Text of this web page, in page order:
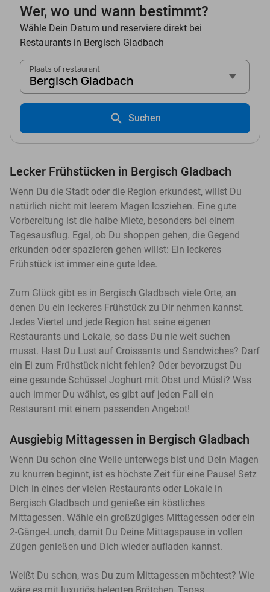
Wer, wo und wann bestimmt?
Wähle Dein Datum und reserviere direkt bei
Restaurants in Bergisch Gladbach
Plaats of restaurant
Bergisch Gladbach
Suchen
Lecker Frühstücken in Bergisch Gladbach
Wenn Du die Stadt oder die Region erkundest, willst Du
natürlich nicht mit leerem Magen losziehen. Eine gute
Vorbereitung ist die halbe Miete, besonders bei einem
Tagesausflug. Egal, ob Du shoppen gehen, die Gegend
erkunden oder spazieren gehen willst: Ein leckeres
Frühstück ist immer eine gute Idee.
Zum Glück gibt es in Bergisch Gladbach viele Orte, an
denen Du ein leckeres Frühstück zu Dir nehmen kannst.
Jedes Viertel und jede Region hat seine eigenen
Restaurants und Lokale, so dass Du nie weit suchen
musst. Hast Du Lust auf Croissants und Sandwiches? Darf
ein Ei zum Frühstück nicht fehlen? Oder bevorzugst Du
eine gesunde Schüssel Joghurt mit Obst und Müsli? Was
auch immer Du wählst, es gibt auf jeden Fall ein
Restaurant mit einem passenden Angebot!
Ausgiebig Mittagessen in Bergisch Gladbach
Wenn Du schon eine Weile unterwegs bist und Dein Magen
zu knurren beginnt, ist es höchste Zeit für eine Pause! Setz
Dich in eines der vielen Restaurants oder Lokale in
Bergisch Gladbach und genieße ein köstliches
Mittagessen. Wähle ein großzügiges Mittagessen oder ein
2-Gänge-Lunch, damit Du Deine Mittagspause in vollen
Zügen genießen und Dich wieder aufladen kannst.
Weißt Du schon, was Du zum Mittagessen möchtest? Wie